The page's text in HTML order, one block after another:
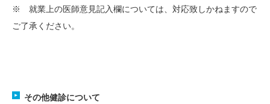
※ 就業上の医師意見記入欄については、対応致しかねますので
ご了承ください。
その他健診について